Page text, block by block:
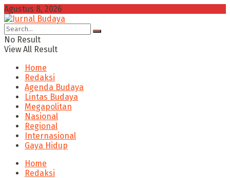
Agustus 8, 2026
No Result
View All Result
Home
Redaksi
Agenda Budaya
Lintas Budaya
Megapolitan
Nasional
Regional
Internasional
Gaya Hidup
Home
Redaksi